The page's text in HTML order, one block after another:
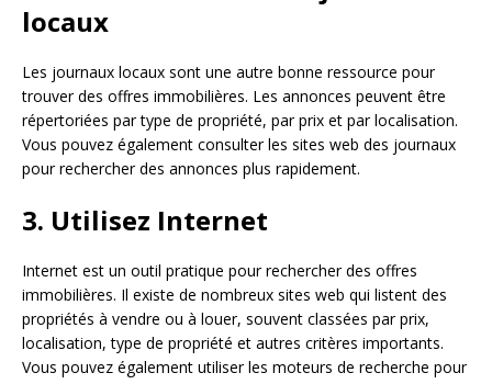
locaux
Les journaux locaux sont une autre bonne ressource pour
trouver des offres immobilières. Les annonces peuvent être
répertoriées par type de propriété, par prix et par localisation.
Vous pouvez également consulter les sites web des journaux
pour rechercher des annonces plus rapidement.
3. Utilisez Internet
Internet est un outil pratique pour rechercher des offres
immobilières. Il existe de nombreux sites web qui listent des
propriétés à vendre ou à louer, souvent classées par prix,
localisation, type de propriété et autres critères importants.
Vous pouvez également utiliser les moteurs de recherche pour